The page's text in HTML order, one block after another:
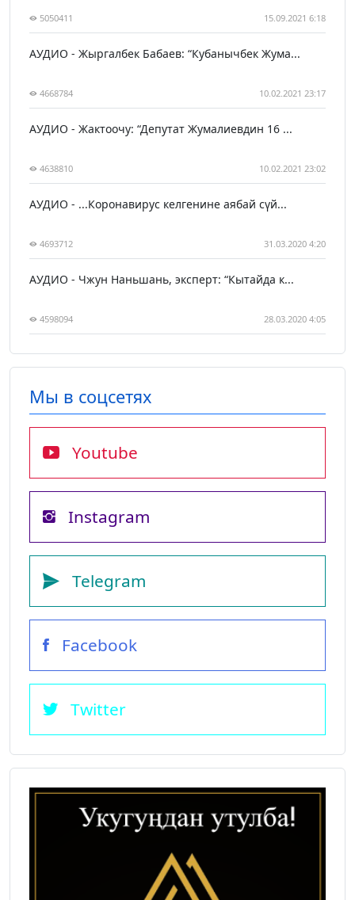
5050411 15.09.2021 6:18
АУДИО - Жыргалбек Бабаев: “Кубанычбек Жума...
4668784 10.02.2021 23:17
АУДИО - Жактоочу: “Депутат Жумалиевдин 16 ...
4638810 10.02.2021 23:02
АУДИО - ...Коронавирус келгенине аябай сүй...
4693712 31.03.2020 4:20
АУДИО - Чжун Наньшань, эксперт: “Кытайда к...
4598094 28.03.2020 4:05
Мы в соцсетях
Youtube
Instagram
Telegram
Facebook
Twitter